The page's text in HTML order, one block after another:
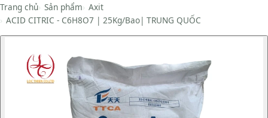
Trang chủ Sản phẩm Axit
ACID CITRIC - C6H8O7 | 25Kg/Bao| TRUNG QUỐC